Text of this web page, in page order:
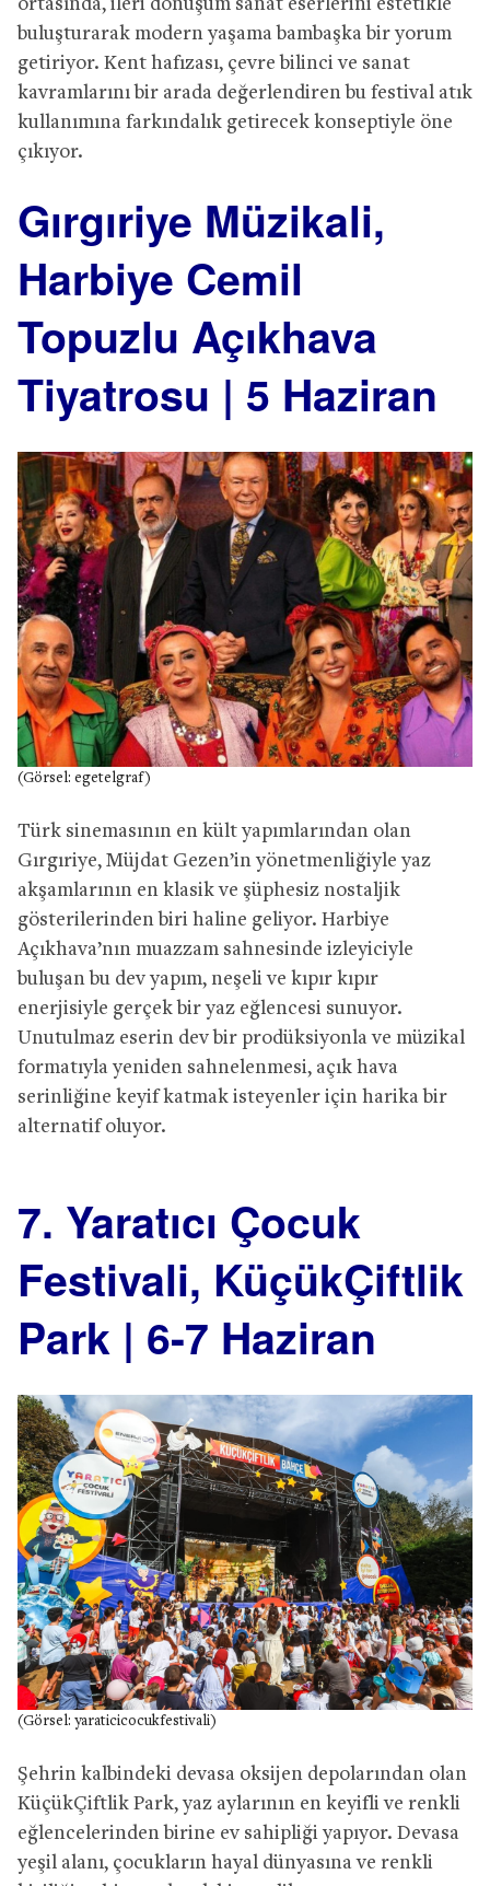
ortasında, ileri dönüşüm sanat eserlerini estetikle
buluşturarak modern yaşama bambaşka bir yorum
getiriyor. Kent hafızası, çevre bilinci ve sanat
kavramlarını bir arada değerlendiren bu festival atık
kullanımına farkındalık getirecek konseptiyle öne
çıkıyor.
Gırgıriye Müzikali,
Harbiye Cemil
Topuzlu Açıkhava
Tiyatrosu | 5 Haziran
(Görsel: egetelgraf)
Türk sinemasının en kült yapımlarından olan
Gırgıriye, Müjdat Gezen’in yönetmenliğiyle yaz
akşamlarının en klasik ve şüphesiz nostaljik
gösterilerinden biri haline geliyor. Harbiye
Açıkhava’nın muazzam sahnesinde izleyiciyle
buluşan bu dev yapım, neşeli ve kıpır kıpır
enerjisiyle gerçek bir yaz eğlencesi sunuyor.
Unutulmaz eserin dev bir prodüksiyonla ve müzikal
formatıyla yeniden sahnelenmesi, açık hava
serinliğine keyif katmak isteyenler için harika bir
alternatif oluyor.
7. Yaratıcı Çocuk
Festivali, KüçükÇiftlik
Park | 6-7 Haziran
(Görsel: yaraticicocukfestivali)
Şehrin kalbindeki devasa oksijen depolarından olan
KüçükÇiftlik Park, yaz aylarının en keyifli ve renkli
eğlencelerinden birine ev sahipliği yapıyor. Devasa
yeşil alanı, çocukların hayal dünyasına ve renkli